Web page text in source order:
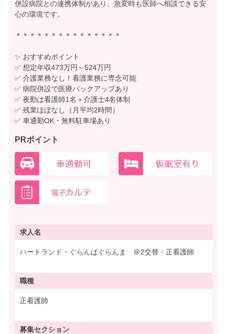
併設病院との連携体制があり、急変時も医師へ相談できる安
心の環境です。
＊＊＊＊＊＊＊＊＊＊＊＊＊＊＊
✨ おすすめポイント
✅ 想定年収473万円～524万円
✅ 介護業務なし！看護業務に専念可能
✅ 病院併設で医療バックアップあり
✅ 夜勤は看護師1名＋介護士4名体制
✅ 残業ほぼなし（月平均2時間）
✅ 車通勤OK・無料駐車場あり
PRポイント
求人名
ハートランド・ぐらんぱぐらんま ＠2交替・正看護師
職種
正看護師
募集セクション